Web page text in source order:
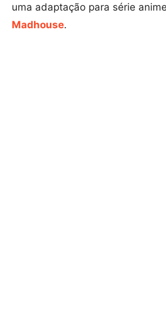
uma adaptação para série
Madhouse.